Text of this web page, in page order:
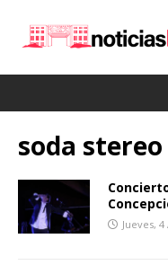
soda stereo
Jueves,